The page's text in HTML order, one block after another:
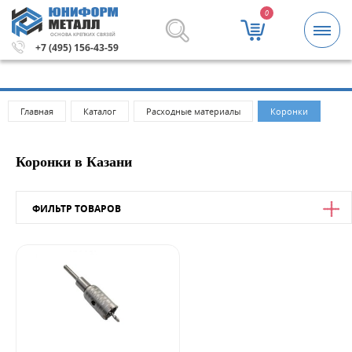
ОСНОВА КРЕПКИХ СВЯЗЕЙ
+7 (495) 156-43-59
0
рублей.Метизы и крепежные изделия оптом.
Главная Каталог Расходные материалы Коронки
Коронки в Казани
ФИЛЬТР ТОВАРОВ